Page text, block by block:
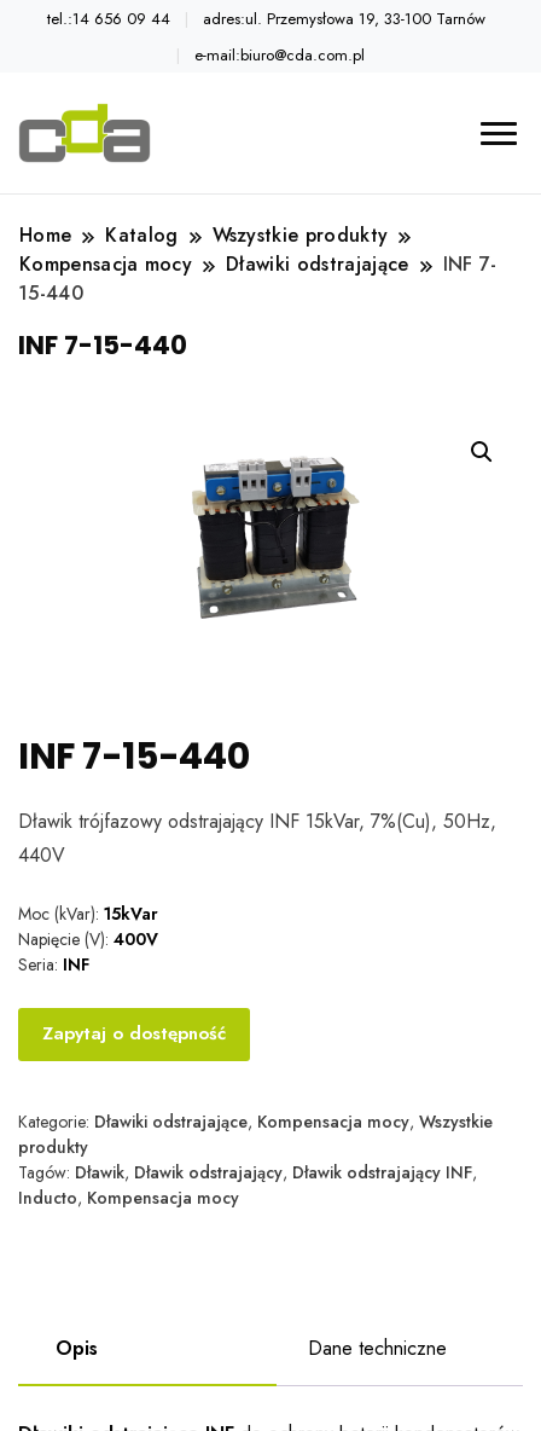
tel.:14 656 09 44
adres:ul. Przemysłowa 19, 33-100 Tarnów
e-mail:biuro@cda.com.pl
Home Katalog
Wszystkie produkty
Kompensacja mocy
Dławiki odstrajające
INF 7-
15-440
INF 7-15-440
INF 7-15-440
Dławik trójfazowy odstrajający INF 15kVar, 7%(Cu), 50Hz,
440V
Moc (kVar): 15kVar
Napięcie (V): 400V
Seria: INF
Zapytaj o dostępność
Kategorie: Dławiki odstrajające, Kompensacja mocy, Wszystkie
produkty
Tagów: Dławik, Dławik odstrajający, Dławik odstrajający INF,
Inducto, Kompensacja mocy
Opis Dane techniczne